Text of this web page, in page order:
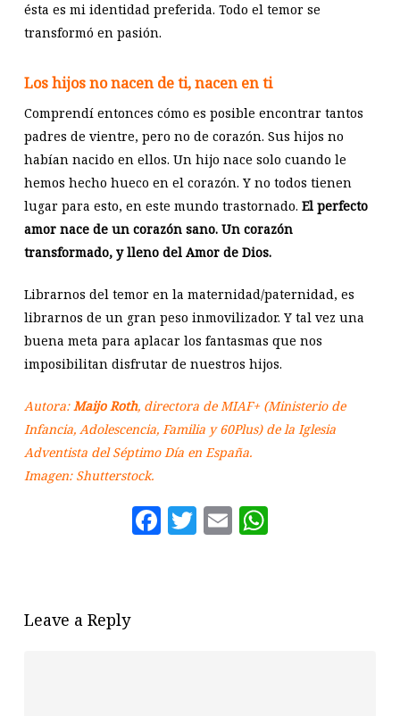
ésta es mi identidad preferida. Todo el temor se
transformó en pasión.
Los hijos no nacen de ti, nacen en ti
Comprendí entonces cómo es posible encontrar tantos
padres de vientre, pero no de corazón. Sus hijos no
habían nacido en ellos. Un hijo nace solo cuando le
hemos hecho hueco en el corazón. Y no todos tienen
lugar para esto, en este mundo trastornado. El perfecto
amor nace de un corazón sano. Un corazón
transformado, y lleno del Amor de Dios.
Librarnos del temor en la maternidad/paternidad, es
librarnos de un gran peso inmovilizador. Y tal vez una
buena meta para aplacar los fantasmas que nos
imposibilitan disfrutar de nuestros hijos.
Autora:Maijo Roth, directora de MIAF+ (Ministerio de
Infancia, Adolescencia, Familia y 60Plus) de la Iglesia
Adventista del Séptimo Día en España.
Imagen: Shutterstock.
Facebook
Twitter
Email
Leave a Reply